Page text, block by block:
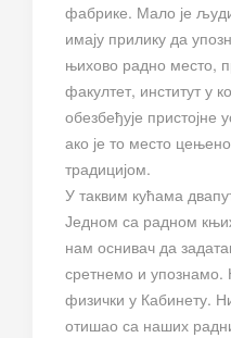
фабрике. Мало је
имају прилику да
њихово радно место,
факултет, институт у
обезбеђује пристојне
ако је то место
традицијом.
У таквим кућама
Једном са радном
нам оснивач да
сретнемо и упознамо.
физички у Кабинету.
отишао са наших